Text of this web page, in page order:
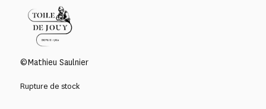
©Mathieu Saulnier
Rupture de stock